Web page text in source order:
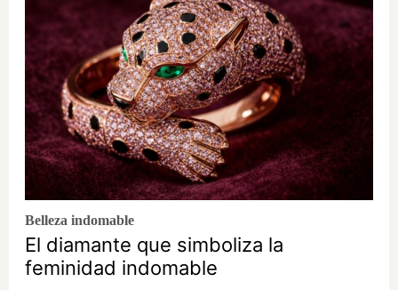
Belleza indomable
El diamante que simboliza la
feminidad indomable